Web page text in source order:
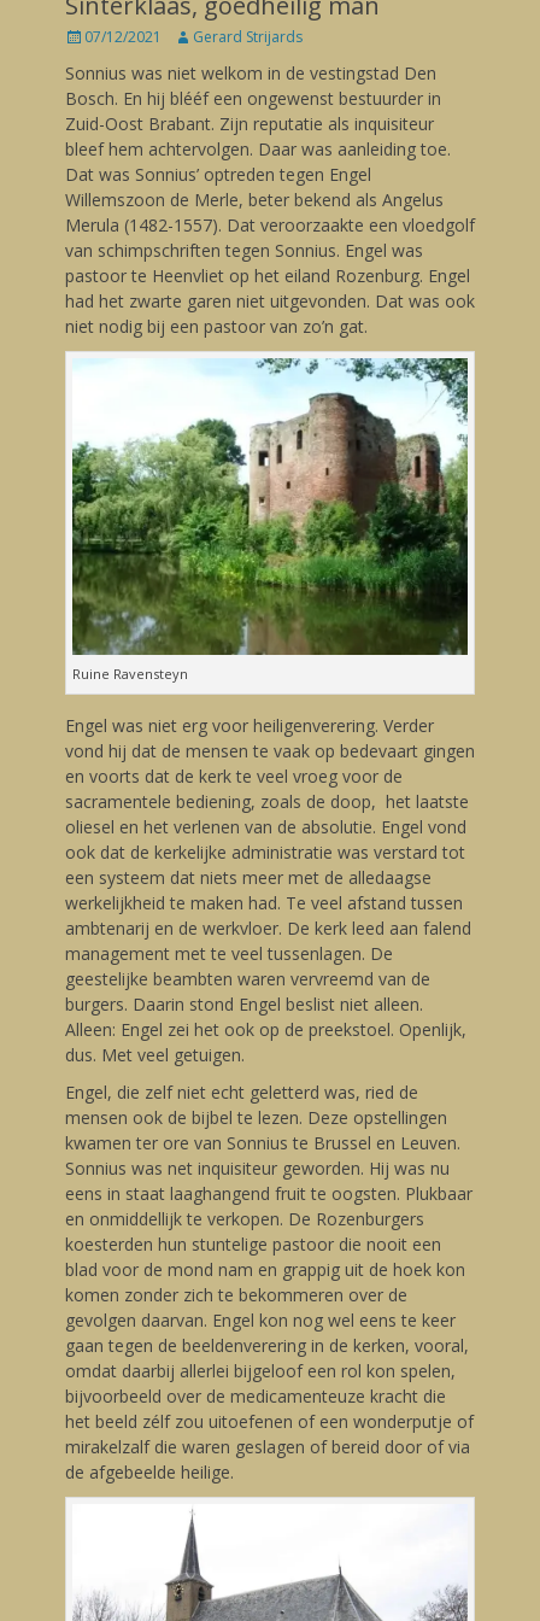
Posted
07/12/2021 Author
Gerard Strijards
Sonnius was niet welkom in de vestingstad Den
Bosch. En hij blééf een ongewenst bestuurder in
Zuid-Oost Brabant. Zijn reputatie als inquisiteur
bleef hem achtervolgen. Daar was aanleiding toe.
Dat was Sonnius’ optreden tegen Engel
Willemszoon de Merle, beter bekend als Angelus
Merula (1482-1557). Dat veroorzaakte een vloedgolf
van schimpschriften tegen Sonnius. Engel was
pastoor te Heenvliet op het eiland Rozenburg. Engel
had het zwarte garen niet uitgevonden. Dat was ook
niet nodig bij een pastoor van zo’n gat.
Ruine Ravensteyn
Engel was niet erg voor heiligenverering. Verder
vond hij dat de mensen te vaak op bedevaart gingen
en voorts dat de kerk te veel vroeg voor de
sacramentele bediening, zoals de doop, het laatste
oliesel en het verlenen van de absolutie. Engel vond
ook dat de kerkelijke administratie was verstard tot
een systeem dat niets meer met de alledaagse
werkelijkheid te maken had. Te veel afstand tussen
ambtenarij en de werkvloer. De kerk leed aan falend
management met te veel tussenlagen. De
geestelijke beambten waren vervreemd van de
burgers. Daarin stond Engel beslist niet alleen.
Alleen: Engel zei het ook op de preekstoel. Openlijk,
dus. Met veel getuigen.
Engel, die zelf niet echt geletterd was, ried de
mensen ook de bijbel te lezen. Deze opstellingen
kwamen ter ore van Sonnius te Brussel en Leuven.
Sonnius was net inquisiteur geworden. Hij was nu
eens in staat laaghangend fruit te oogsten. Plukbaar
en onmiddellijk te verkopen. De Rozenburgers
koesterden hun stuntelige pastoor die nooit een
blad voor de mond nam en grappig uit de hoek kon
komen zonder zich te bekommeren over de
gevolgen daarvan. Engel kon nog wel eens te keer
gaan tegen de beeldenverering in de kerken, vooral,
omdat daarbij allerlei bijgeloof een rol kon spelen,
bijvoorbeeld over de medicamenteuze kracht die
het beeld zélf zou uitoefenen of een wonderputje of
mirakelzalf die waren geslagen of bereid door of via
de afgebeelde heilige.